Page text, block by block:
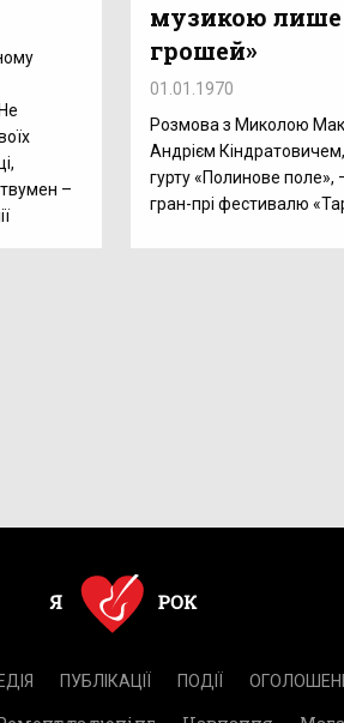
–
музикою лише
грошей»
01.01.1970
Розмова з Миколою
Андрієм
гурту «Полинове
гран-прі фестивалю
ПУБЛІКАЦІЇ ПОДІЇ